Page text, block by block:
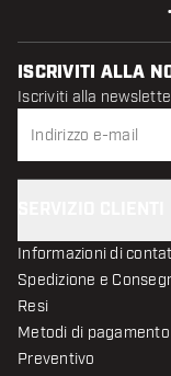
ISCRIVITI ALLA
Iscriviti alla
Informazioni di
Spedizione e
Resi
Metodi di pagamento
Preventivo